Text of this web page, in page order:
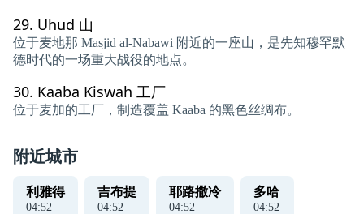
29. Uhud 山
位于麦地那 Masjid al-Nabawi 附近的一座山，是先知穆罕默
德时代的一场重大战役的地点。
30. Kaaba Kiswah 工厂
位于麦加的工厂，制造覆盖 Kaaba 的黑色丝绸布。
附近城市
利雅得
04:52
吉布提
04:52
耶路撒冷
04:52
多哈
04:52